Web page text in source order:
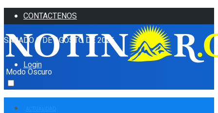
CONTACTENOS
SÁBADO 8 DE AGOSTO DE 2026
Login
Modo Oscuro